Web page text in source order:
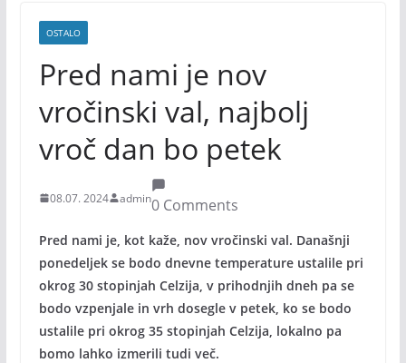
OSTALO
Pred nami je nov
vročinski val, najbolj
vroč dan bo petek
08.07. 2024 admin0 Comments
Pred nami je, kot kaže, nov vročinski val. Današnji
ponedeljek se bodo dnevne temperature ustalile pri
okrog 30 stopinjah Celzija, v prihodnjih dneh pa se
bodo vzpenjale in vrh dosegle v petek, ko se bodo
ustalile pri okrog 35 stopinjah Celzija, lokalno pa
bomo lahko izmerili tudi več.